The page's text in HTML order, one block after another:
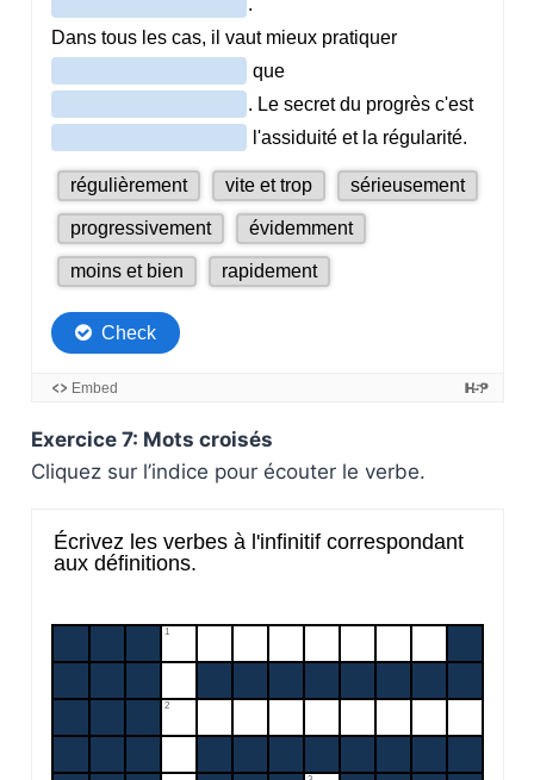
Exercice 7: Mots croisés
Cliquez sur l’indice pour écouter le verbe.